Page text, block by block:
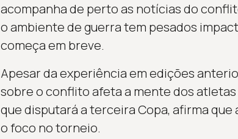
acompanha de perto as notícias do
o ambiente de guerra tem pesados
começa em breve.
Apesar da experiência em edições
sobre o conflito afeta a mente dos
que disputará a terceira Copa, afirma
o foco no torneio.